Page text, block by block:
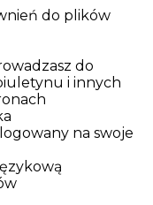
do plików
do
i innych
na swoje